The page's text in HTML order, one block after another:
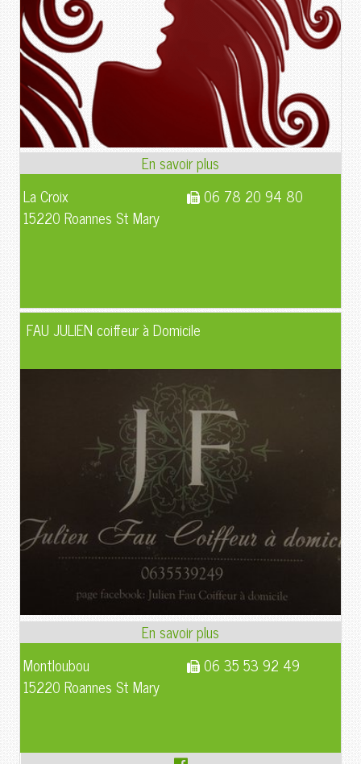
La Croix
15220 Roannes St Mary
06 78 20 94 80
FAU JULIEN coiffeur à Domicile
Montloubou
15220 Roannes St Mary
06 35 53 92 49